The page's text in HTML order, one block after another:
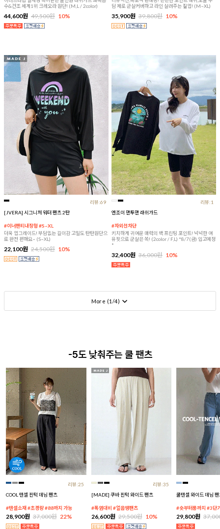
수&건조 세계1위 크레오라 원단! (M,L / 2color)
44,600원 49,500원 10%
담 제로 군살커버하고 라인 살려주는 짚업! (M~XL)
35,900원 39,800원 10%
리뷰:69
[JVERA] 시그니처 워터 팬츠 2탄
#이너팬티내장형 #S~XL
더욱 업그레이드! 부담없는 길이감 고밀도 탄탄원단으
로 완전 편해요~ (S~XL)
22,100원 24,500원 10%
리뷰:1
엔조이 맨투맨 래쉬가드
#자외선차단
키치하게 귀여운 매력의 백 프린팅 포인트! 넉넉한 여
유핏으로 군살은 쏙! (2color / F,L) *8/7(금) 입고예정
*
32,400원 36,000원 10%
More (1 /4)
-5도 낮춰주는 쿨 팬츠
리뷰:25
COOL 텐셀 핀턱 데님 팬츠
#텐셀소재 #초경량 #88까지 가능
28,900원 37,000원 22%
리뷰:35
[MADE] 쿠바 핀턱 와이드 팬츠
#폭염대비 #얼음땡팬츠
26,600원 29,500원 10%
쿨텐셀 와이드 데님 팬
#숏부터롱까지 #3단
29,800원